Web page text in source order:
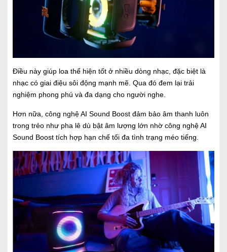
Điều này giúp loa thể hiện tốt ở nhiều dòng nhạc, đặc biệt là
nhạc có giai điệu sôi động mạnh mẽ. Qua đó đem lại trải
nghiệm phong phú và đa dạng cho người nghe.
Hơn nữa, công nghệ AI Sound Boost đảm bảo âm thanh luôn
trong trẻo như pha lê dù bật âm lượng lớn nhờ công nghệ AI
Sound Boost tích hợp hạn chế tối đa tình trạng méo tiếng.